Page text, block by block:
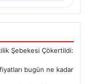
Şebekesi Çökertildi:
bugün ne kadar